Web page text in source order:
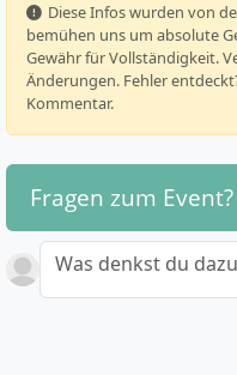
Diese Infos wurden von
bemühen uns um absolute
Gewähr für Vollständigkeit.
Änderungen. Fehler
Kommentar.
Fragen zum Event?
Was denkst du